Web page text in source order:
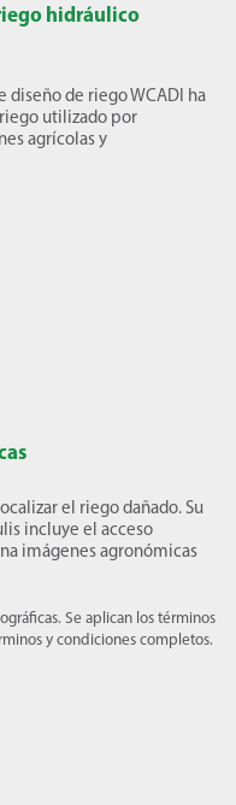
hidráulico
diseño de riego WCADI ha
utilizado por
agrícolas y
el riego dañado. Su
incluye el acceso
imágenes agronómicas
Se aplican los términos
y condiciones completos.